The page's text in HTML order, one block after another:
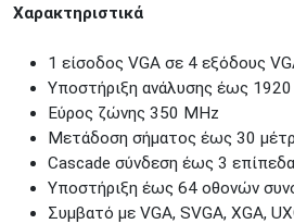
Χαρακτηριστικά
1 είσοδος VGA σε 4 εξόδους
Υποστήριξη ανάλυσης έως
Εύρος ζώνης 350 MHz
Μετάδοση σήματος έως 30
Cascade σύνδεση έως 3 επίπεδα
Υποστήριξη έως 64 οθονών
Συμβατό με VGA, SVGA, XGA,